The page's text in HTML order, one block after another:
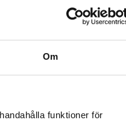
Om
funktioner för